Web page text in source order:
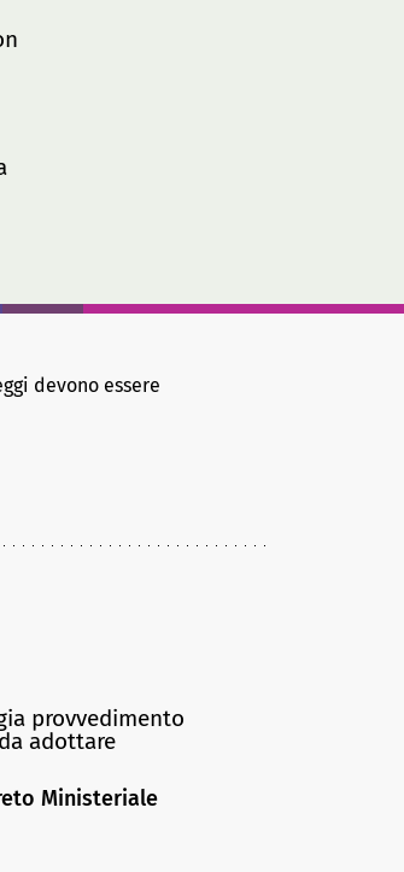
devono essere
provvedimento
da adottare
Ministeriale